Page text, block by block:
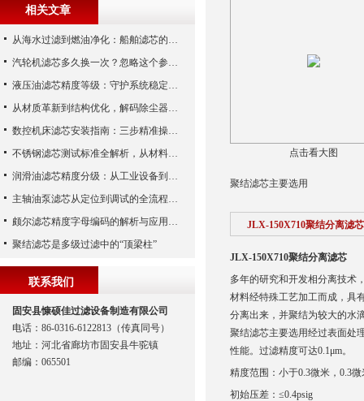
点击看大图
聚结滤芯主要选用
JLX-150X710聚结分离滤芯
JLX-150X710聚结分离滤芯
多年的研究和开发相分离技术
材料经特殊工艺加工而成，具
分离出来，并聚结为较大的水
聚结滤芯主要选用经过表面处
性能。过滤精度可达0.1μm。
精度范围：小于0.3微米，0.3
初始压差：≤0.4psig
相关文章
从海水过滤到燃油净化：船舶滤芯的多场景应用解析
汽轮机滤芯多久换一次？忽略这个参数，机组非停损失可能上百万！
液压油滤芯精度等级：守护系统稳定与寿命的“微米标尺”
从材质革新到结构优化，解码除尘器滤芯性能跃升的核心逻辑
数控机床滤芯安装指南：三步精准操作，杜绝设备“亚健康”
不锈钢滤芯测试标准全解析，从材料性能到应用场景的严苛验证
润滑油滤芯精度分级：从工业设备到精密系统的过滤密码
主轴油泵滤芯从定位到调试的全流程解析
颇尔滤芯精度字母编码的解析与应用指南
聚结滤芯是多级过滤中的“顶梁柱”
联系我们
固安县慷硕佳过滤设备制造有限公司
电话：86-0316-6122813（传真同号）
地址：河北省廊坊市固安县牛驼镇
邮编：065501